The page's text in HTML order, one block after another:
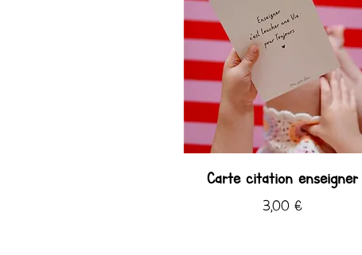
Carte citation enseigner
Prix
3,00 €